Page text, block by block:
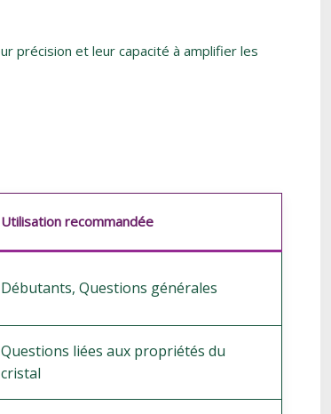
précision et leur capacité à amplifier les
Utilisation recommandée
Débutants, Questions générales
Questions liées aux propriétés du
cristal